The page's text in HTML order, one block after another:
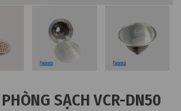
SẠCH VCR-DN50